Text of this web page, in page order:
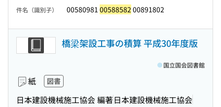
件名（識別子） 00580981 00588582 00891802
橋梁架設工事の積算 平成30年度版
紙 図書
日本建設機械施工協会 編著日本建設機械施工協会
国立国会図書館